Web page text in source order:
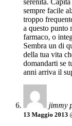
serenità.
sempre facile
troppo
a questo punto
farmaco, o
Sembra un di
della tua vita
domandarti se
anni arriva il
jimmy
13 Maggio 2013